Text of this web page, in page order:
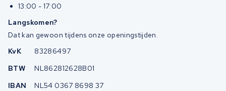
13:00 - 17:00
Langskomen?
Dat kan gewoon tijdens onze openingstijden.
KvK
83286497
BTW
NL862812628B01
IBAN
NL54 0367 8698 37